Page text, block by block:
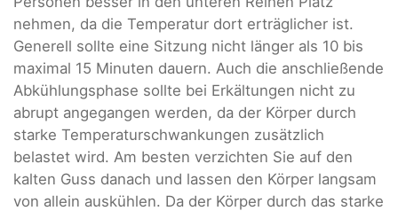
nehmen, da die Temperatur dort erträglicher ist.
Generell sollte eine Sitzung nicht länger als 10 bis
maximal 15 Minuten dauern. Auch die anschließende
Abkühlungsphase sollte bei Erkältungen nicht zu
abrupt angegangen werden, da der Körper durch
starke Temperaturschwankungen zusätzlich
belastet wird. Am besten verzichten Sie auf den
kalten Guss danach und lassen den Körper langsam
von allein auskühlen. Da der Körper durch das starke